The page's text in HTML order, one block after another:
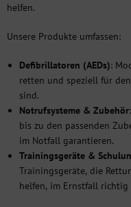
helfen.
Unsere Produkte umfassen:
Defibrillatoren (AEDs):
retten und speziell für
sind.
Notrufsysteme & Zubehör
bis zu den passenden
im Notfall garantieren.
Trainingsgeräte &
Trainingsgeräte, die
helfen, im Ernstfall richtig